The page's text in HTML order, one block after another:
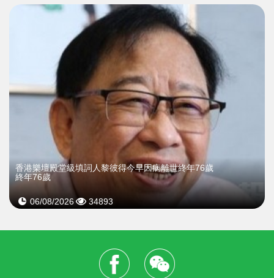
​香港樂壇殿堂級填詞人黎彼得今早因病離世終年76歲
終年76歲
06/08/2026 34893